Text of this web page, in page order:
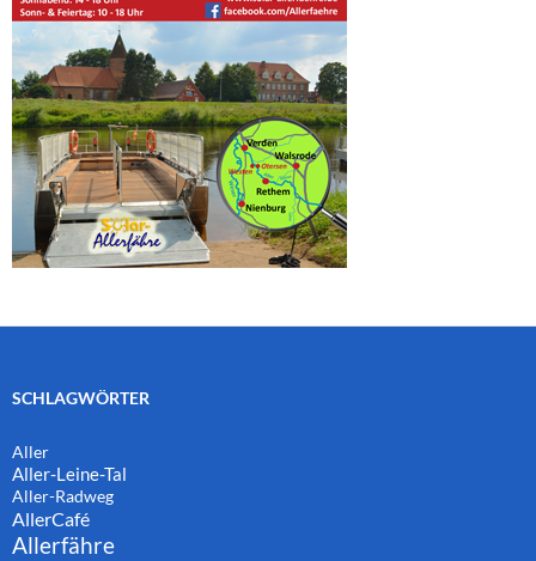
SCHLAGWÖRTER
Aller
Aller-Leine-Tal
Aller-Radweg
AllerCafé
Allerfähre